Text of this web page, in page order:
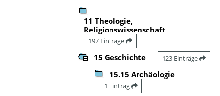
11 Theologie,
Religionswissenschaft
197 Einträge
15 Geschichte 123 Einträge
15.15 Archäologie
1 Eintrag